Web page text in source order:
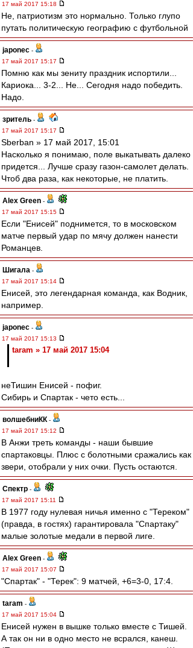
17 май 2017 15:18
Не, патриотизм это нормально. Только глупо
путать политическую географию с футбольной
japonec -
17 май 2017 15:17
Помню как мы зениту праздник испортили...
Кариока... 3-2... Не... Сегодня надо победить.
Надо.
зpитель -
17 май 2017 15:17
Sberban » 17 май 2017, 15:01
Насколько я понимаю, поле выкатывать далеко
придется... Лучше сразу газон-самолет делать.
Чтоб два раза, как некоторые, не платить.
Alex Green -
17 май 2017 15:15
Если "Енисей" поднимется, то в московском
матче первый удар по мячу должен нанести
Романцев.
Шигала -
17 май 2017 15:14
Енисей, это легендарная команда, как Водник,
например.
japonec -
17 май 2017 15:13
taram » 17 май 2017 15:04
неТишин Енисей - пофиг.
Сибирь и Спартак - чето есть...
волшебниКК -
17 май 2017 15:12
В Анжи треть команды - наши бывшие
спартаковцы. Плюс с болотными сражались как
звери, отобрали у них очки. Пусть остаются.
Спектр -
17 май 2017 15:11
В 1977 году нулевая ничья именно с "Тереком"
(правда, в гостях) гарантировала "Спартаку"
малые золотые медали в первой лиге.
Alex Green -
17 май 2017 15:07
"Спартак" - "Терек": 9 матчей, +6=3-0, 17:4.
taram -
17 май 2017 15:04
Енисей нужен в вышке только вместе с Тишей.
А так он ни в одно место не всрался, канеш.